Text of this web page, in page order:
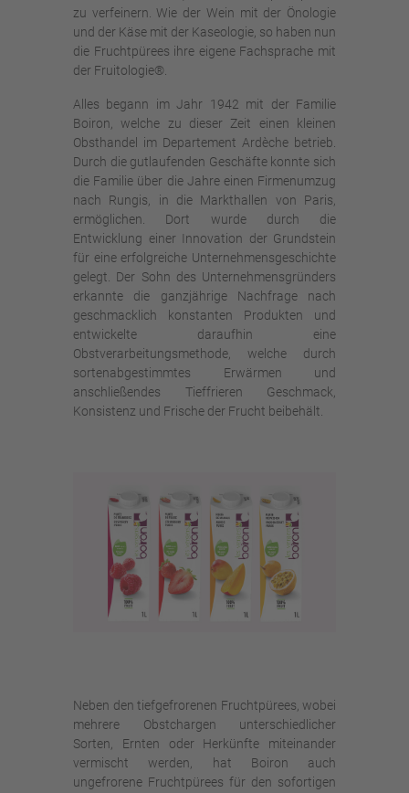
zu verfeinern. Wie der Wein mit der Önologie
und der Käse mit der Kaseologie, so haben nun
die Fruchtpürees ihre eigene Fachsprache mit
der Fruitologie®.
Alles begann im Jahr 1942 mit der Familie
Boiron, welche zu dieser Zeit einen kleinen
Obsthandel im Departement Ardèche betrieb.
Durch die gutlaufenden Geschäfte konnte sich
die Familie über die Jahre einen Firmenumzug
nach Rungis, in die Markthallen von Paris,
ermöglichen. Dort wurde durch die
Entwicklung einer Innovation der Grundstein
für eine erfolgreiche Unternehmensgeschichte
gelegt. Der Sohn des Unternehmensgründers
erkannte die ganzjährige Nachfrage nach
geschmacklich konstanten Produkten und
entwickelte daraufhin eine
Obstverarbeitungsmethode, welche durch
sortenabgestimmtes Erwärmen und
anschließendes Tieffrieren Geschmack,
Konsistenz und Frische der Frucht beibehält.
Neben den tiefgefrorenen Fruchtpürees, wobei
mehrere Obstchargen unterschiedlicher
Sorten, Ernten oder Herkünfte miteinander
vermischt werden, hat Boiron auch
ungefrorene Fruchtpürees für den sofortigen